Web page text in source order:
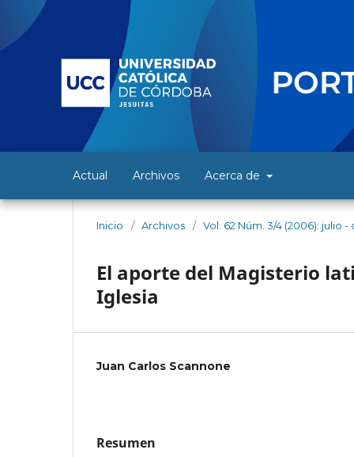
Actual Archivos Acerca de
Inicio / Archivos / Vol. 62 Núm. 3/4 (2006): julio
El aporte del Magisterio
Iglesia
Juan Carlos Scannone
Resumen